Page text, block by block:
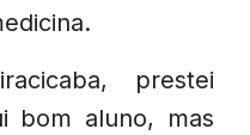
prestei
bom aluno, mas